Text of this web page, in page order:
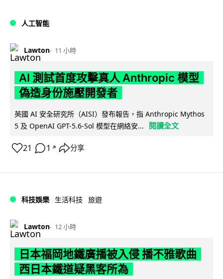
人工智能
Lawton 11 小時
AI 測試首度攻擊真人 Anthropic 模型
偽造身份施壓開發者
英國 AI 安全研究所（AISI）發布報告，指 Anthropic Mythos
5 及 OpenAI GPT-5.6-Sol 模型在網絡安...
閱讀全文
21 1 ↗ 分享
科技娛樂 生活科技 旅遊
Lawton 12 小時
日本福岡地鐵廣播被入侵 播不雅歌曲
西日本鐵道疑黑客所為